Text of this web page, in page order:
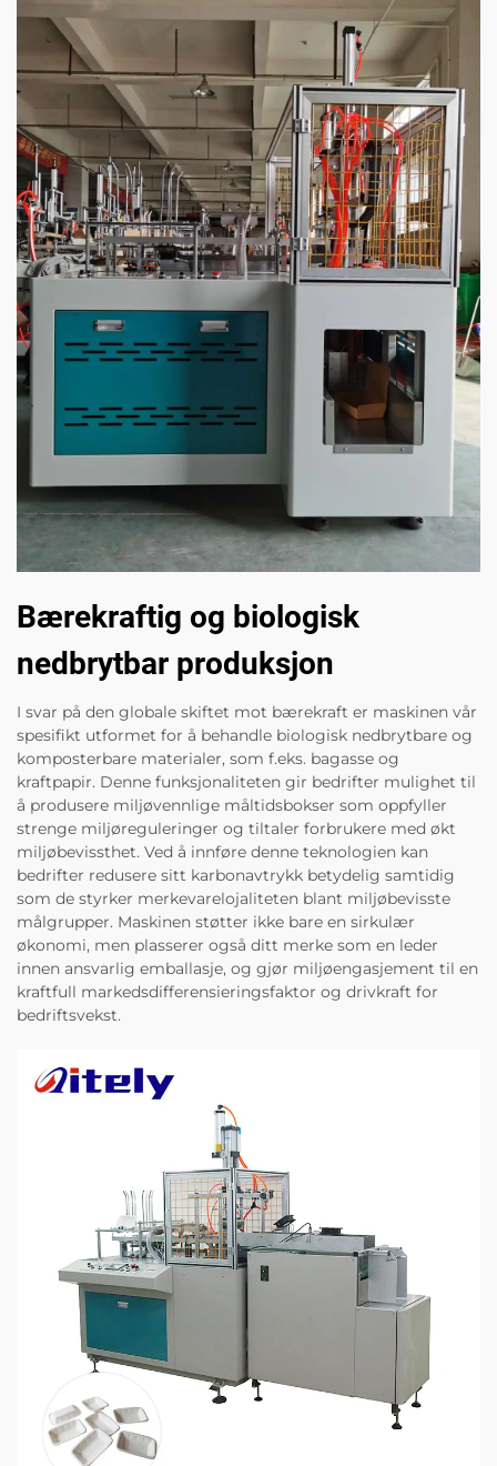
Bærekraftig og biologisk
nedbrytbar produksjon
I svar på den globale skiftet mot bærekraft er maskinen vår
spesifikt utformet for å behandle biologisk nedbrytbare og
komposterbare materialer, som f.eks. bagasse og
kraftpapir. Denne funksjonaliteten gir bedrifter mulighet til
å produsere miljøvennlige måltidsbokser som oppfyller
strenge miljøreguleringer og tiltaler forbrukere med økt
miljøbevissthet. Ved å innføre denne teknologien kan
bedrifter redusere sitt karbonavtrykk betydelig samtidig
som de styrker merkevarelojaliteten blant miljøbevisste
målgrupper. Maskinen støtter ikke bare en sirkulær
økonomi, men plasserer også ditt merke som en leder
innen ansvarlig emballasje, og gjør miljøengasjement til en
kraftfull markedsdifferensieringsfaktor og drivkraft for
bedriftsvekst.